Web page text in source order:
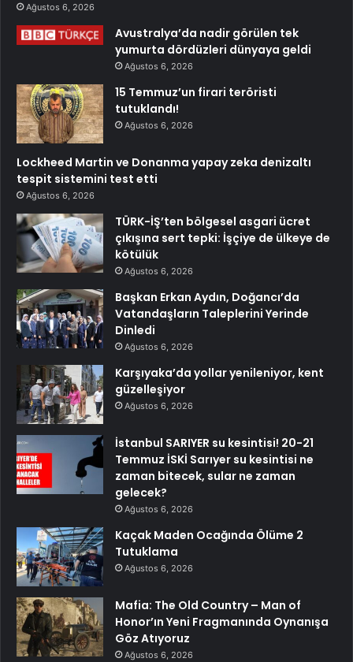
Ağustos 6, 2026
Avustralya’da nadir görülen tek
yumurta dördüzleri dünyaya geldi
Ağustos 6, 2026
15 Temmuz’un firari teröristi
tutuklandı!
Ağustos 6, 2026
Lockheed Martin ve Donanma yapay zeka denizaltı
tespit sistemini test etti
Ağustos 6, 2026
TÜRK-İŞ’ten bölgesel asgari ücret
çıkışına sert tepki: İşçiye de ülkeye de
kötülük
Ağustos 6, 2026
Başkan Erkan Aydın, Doğancı’da
Vatandaşların Taleplerini Yerinde
Dinledi
Ağustos 6, 2026
Karşıyaka’da yollar yenileniyor, kent
güzelleşiyor
Ağustos 6, 2026
İstanbul SARIYER su kesintisi! 20-21
Temmuz İSKİ Sarıyer su kesintisi ne
zaman bitecek, sular ne zaman
gelecek?
Ağustos 6, 2026
Kaçak Maden Ocağında Ölüme 2
Tutuklama
Ağustos 6, 2026
Mafia: The Old Country – Man of
Honor’ın Yeni Fragmanında Oynanışa
Göz Atıyoruz
Ağustos 6, 2026